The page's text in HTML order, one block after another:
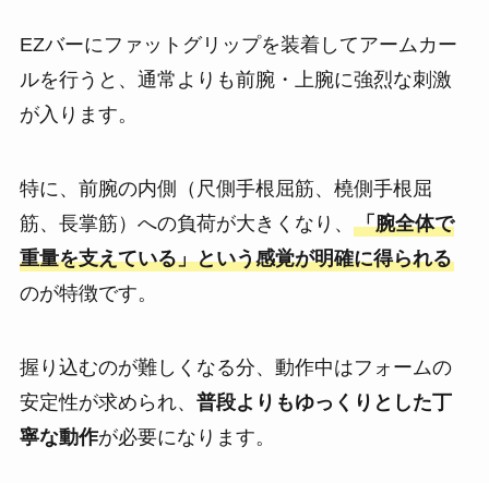
EZバーにファットグリップを装着してアームカー
ルを行うと、通常よりも前腕・上腕に強烈な刺激
が入ります。
特に、前腕の内側（尺側手根屈筋、橈側手根屈
筋、長掌筋）への負荷が大きくなり、 「腕全体で
重量を支えている」という感覚が明確に得られる
のが特徴です。
握り込むのが難しくなる分、動作中はフォームの
安定性が求められ、 普段よりもゆっくりとした丁
寧な動作が必要になります。